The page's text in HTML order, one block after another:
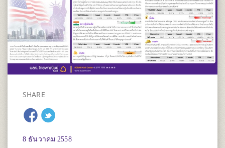
SHARE
8 ธันวาคม 2558